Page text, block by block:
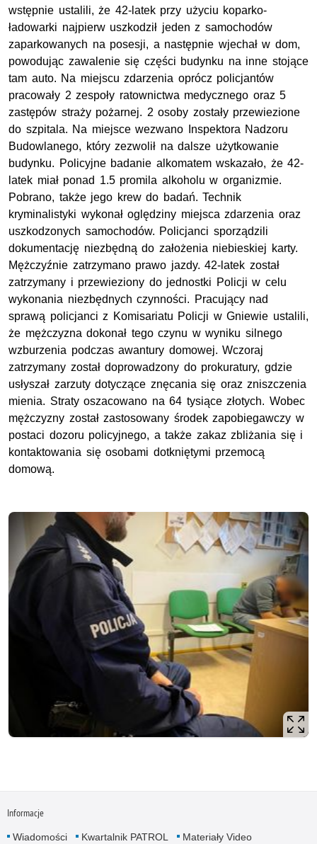
wstępnie ustalili, że 42-latek przy użyciu koparko-
ładowarki najpierw uszkodził jeden z samochodów
zaparkowanych na posesji, a następnie wjechał w dom,
powodując zawalenie się części budynku na inne stojące
tam auto. Na miejscu zdarzenia oprócz policjantów
pracowały 2 zespoły ratownictwa medycznego oraz 5
zastępów straży pożarnej. 2 osoby zostały przewiezione
do szpitala. Na miejsce wezwano Inspektora Nadzoru
Budowlanego, który zezwolił na dalsze użytkowanie
budynku. Policyjne badanie alkomatem wskazało, że 42-
latek miał ponad 1.5 promila alkoholu w organizmie.
Pobrano, także jego krew do badań. Technik
kryminalistyki wykonał oględziny miejsca zdarzenia oraz
uszkodzonych samochodów. Policjanci sporządzili
dokumentację niezbędną do założenia niebieskiej karty.
Mężczyźnie zatrzymano prawo jazdy. 42-latek został
zatrzymany i przewieziony do jednostki Policji w celu
wykonania niezbędnych czynności. Pracujący nad
sprawą policjanci z Komisariatu Policji w Gniewie ustalili,
że mężczyzna dokonał tego czynu w wyniku silnego
wzburzenia podczas awantury domowej. Wczoraj
zatrzymany został doprowadzony do prokuratury, gdzie
usłyszał zarzuty dotyczące znęcania się oraz zniszczenia
mienia. Straty oszacowano na 64 tysiące złotych. Wobec
mężczyzny został zastosowany środek zapobiegawczy w
postaci dozoru policyjnego, a także zakaz zbliżania się i
kontaktowania się osobami dotkniętymi przemocą
domową.
Informacje
Wiadomości Kwartalnik PATROL
Materiały Video